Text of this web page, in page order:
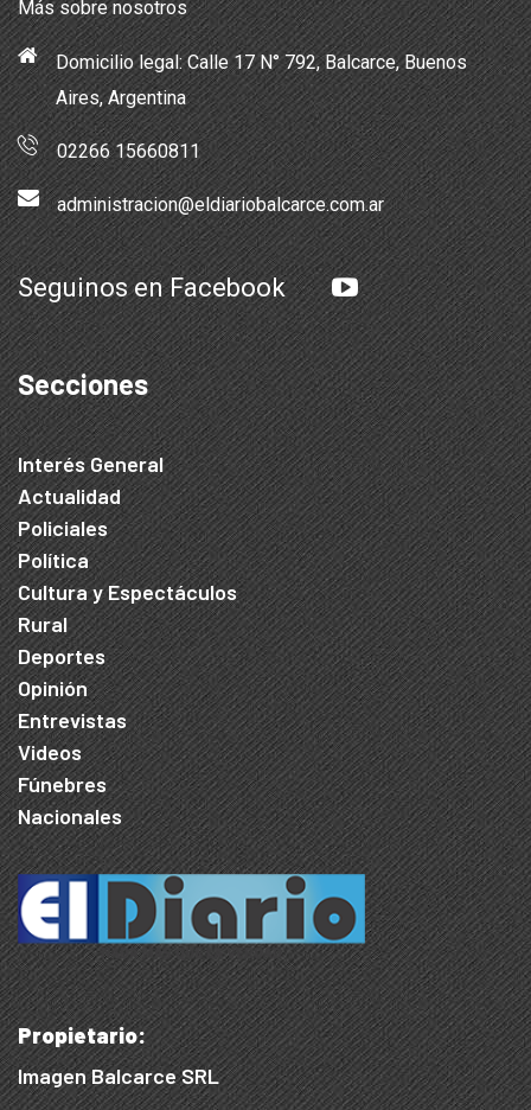
Más sobre nosotros
Domicilio legal: Calle 17 N° 792, Balcarce, Buenos
Aires, Argentina
02266 15660811
administracion@eldiariobalcarce.com.ar
Seguinos en Facebook
Secciones
Interés General
Actualidad
Policiales
Política
Cultura y Espectáculos
Rural
Deportes
Opinión
Entrevistas
Videos
Fúnebres
Nacionales
Propietario:
Imagen Balcarce SRL